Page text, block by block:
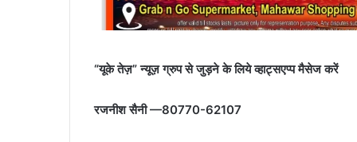
“यूके तेज़” न्यूज़ ग्रुप से जुड़ने के लिये व्हाट्सएप्प मैसेज करें
रजनीश सैनी —80770-62107